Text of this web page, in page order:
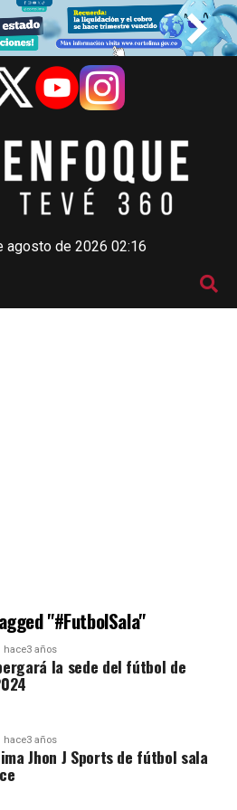
agosto de 2026 02:16
"#FutbolSala"
hace3 años
la sede del fútbol de
hace3 años
Jhon J Sports de fútbol sala